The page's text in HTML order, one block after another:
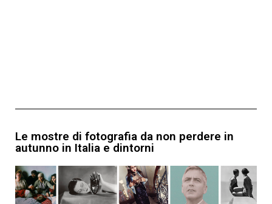
Le mostre di fotografia da non perdere in
autunno in Italia e dintorni